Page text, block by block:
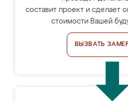
составит проект и сделает
стоимости Вашей
ВЫЗВАТЬ